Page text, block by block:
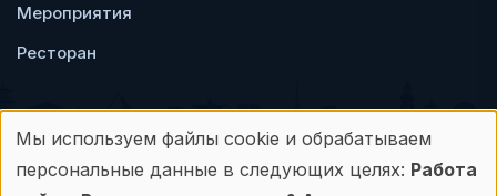
Мероприятия
Ресторан
Пользовательское Политика
Использование
Мы используем файлы cookie и обрабатываем
персональные данные в следующих целях: Работа